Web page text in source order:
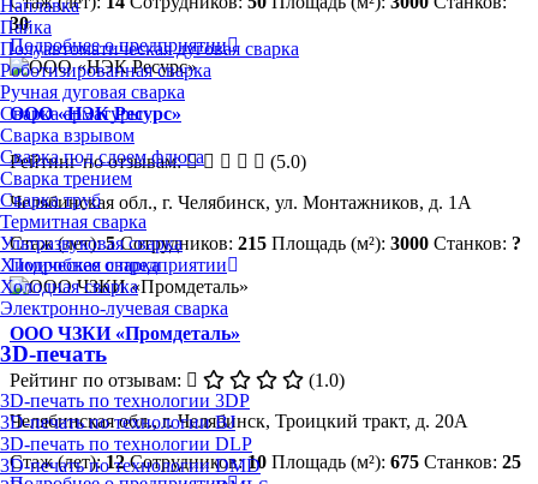
Наплавка
Пайка
Полуавтоматическая дуговая сварка
Роботизированная сварка
Ручная дуговая сварка
Сварка арматуры
Сварка взрывом
Сварка под слоем флюса
Сварка трением
Сварка труб
Термитная сварка
Ультразвуковая сварка
Химическая сварка
Холодная сварка
Электронно-лучевая сварка
3D-печать
3D-печать по технологии 3DP
3D-печать по технологии BJ
3D-печать по технологии DLP
3D-печать по технологии DMD
30
Подробнее о предприятии
ООО «НЭК Ресурс»
Рейтинг по отзывам:
(5.0)
Челябинская обл., г. Челябинск, ул. Монтажников, д. 1А
Стаж (лет):5 Сотрудников: 215 Площадь (м²): 3000 Станков: ?
Подробнее о предприятии
ООО ЧЗКИ «Промдеталь»
Рейтинг по отзывам:
(1.0)
Челябинская обл., г. Челябинск, Троицкий тракт, д. 20А
Стаж (лет):12 Сотрудников:10 Площадь (м²): 675 Станков: 25